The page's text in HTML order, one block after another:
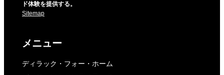
ド体験を提供する。
Sitemap
メニュー
ディラック・フォー・ホーム